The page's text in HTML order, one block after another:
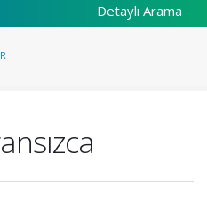
Detaylı Arama